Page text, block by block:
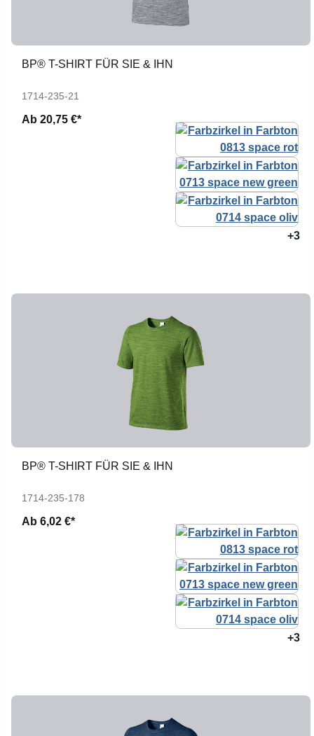
BP® T-SHIRT FÜR SIE & IHN
1714-235-21
Ab 20,75 €*
+3
BP® T-SHIRT FÜR SIE & IHN
1714-235-178
Ab 6,02 €*
+3